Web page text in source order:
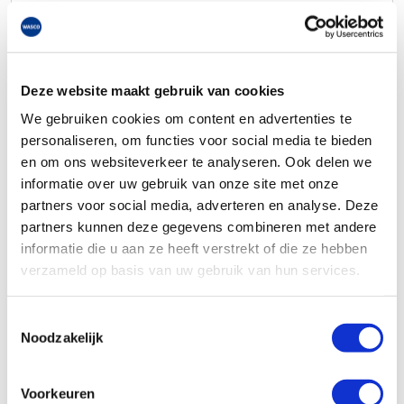
Deze website maakt gebruik van cookies
We gebruiken cookies om content en advertenties te
personaliseren, om functies voor social media te bieden
en om ons websiteverkeer te analyseren. Ook delen we
informatie over uw gebruik van onze site met onze
partners voor social media, adverteren en analyse. Deze
partners kunnen deze gegevens combineren met andere
informatie die u aan ze heeft verstrekt of die ze hebben
verzameld op basis van uw gebruik van hun services.
Noodzakelijk
Voorkeuren
Intergas Xtend Eco: de beste in z’n klasse
16/01/2026
Met de Xtend Eco introduceert Intergas de nieuwste
generatie hybride warmtepompen op propaan (R290). De
Xtend Eco is de beste hybride warmtepomp in z’n klasse:
vervangingsmarkt. De compacte en lichte buitenunit en de
speciale accessoiresets zorgen voor optimaal
lees meer